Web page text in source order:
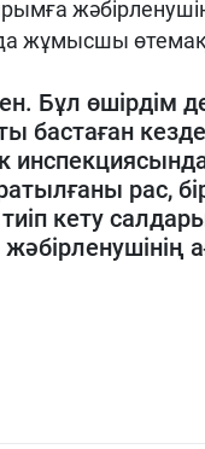
жұмысшы
Бұл өшірдім
бастаған
рас,
кету